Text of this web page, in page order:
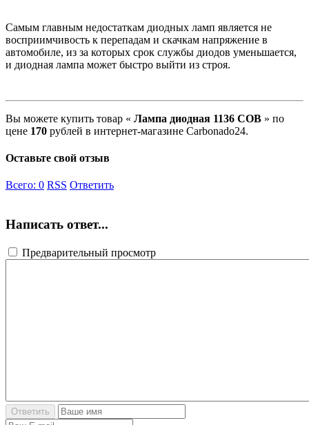
Самым главным недостаткам диодных ламп является не
восприимчивость к перепадам и скачкам напряжение в
автомобиле, из за которых срок службы диодов уменьшается,
и диодная лампа может быстро выйти из строя.
Вы можете купить товар « Лампа диодная 1136 COB » по
цене 170 рублей в интернет-магазине Carbonado24.
Оставьте свой отзыв
Всего: 0 RSS Ответить
Написать ответ...
Предварительный просмотр